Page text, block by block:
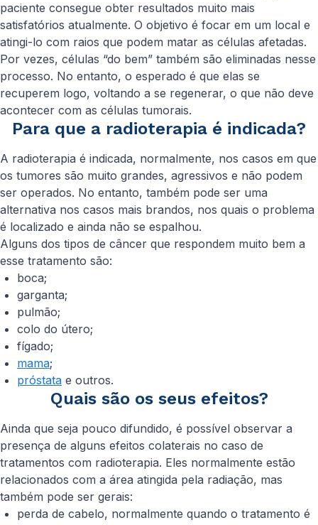
paciente consegue obter resultados muito mais
satisfatórios atualmente. O objetivo é focar em um local e
atingi-lo com raios que podem matar as células afetadas.
Por vezes, células “do bem” também são eliminadas nesse
processo. No entanto, o esperado é que elas se
recuperem logo, voltando a se regenerar, o que não deve
acontecer com as células tumorais.
Para que a radioterapia é indicada?
A radioterapia é indicada, normalmente, nos casos em que
os tumores são muito grandes, agressivos e não podem
ser operados. No entanto, também pode ser uma
alternativa nos casos mais brandos, nos quais o problema
é localizado e ainda não se espalhou.
Alguns dos tipos de câncer que respondem muito bem a
esse tratamento são:
boca;
garganta;
pulmão;
colo do útero;
fígado;
mama;
próstata e outros.
Quais são os seus efeitos?
Ainda que seja pouco difundido, é possível observar a
presença de alguns efeitos colaterais no caso de
tratamentos com radioterapia. Eles normalmente estão
relacionados com a área atingida pela radiação, mas
também pode ser gerais:
perda de cabelo, normalmente quando o tratamento é